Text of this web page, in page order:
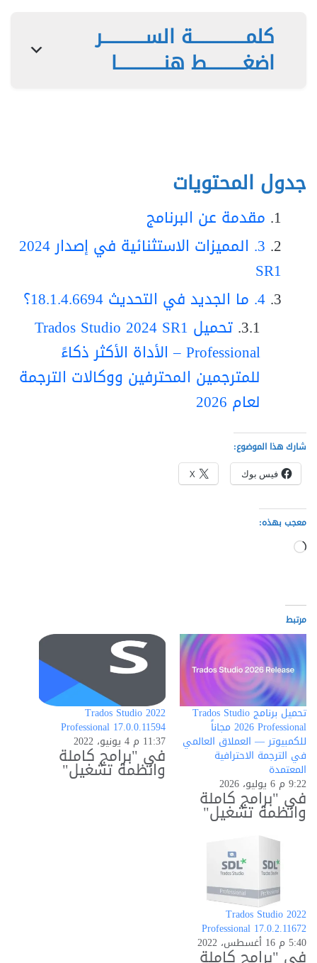
كلمـــــــــــــــة الســــــــــــر
اضغــــــــــط هنـــــــــــــا
جدول المحتويات
مقدمة عن البرنامج
3. المميزات الاستثنائية في إصدار 2024
SR1
4. ما الجديد في التحديث 18.1.4.6694؟
تحميل Trados Studio 2024 SR1
Professional – الأداة الأكثر ذكاءً
للمترجمين المحترفين ووكالات الترجمة
لعام 2026
شارك هذا الموضوع:
فيس بوك X
معجب بهذه:
جاري
مرتبط
تحميل برنامج Trados Studio
2026 Professional مجاناً
للكمبيوتر — العملاق العالمي
في الترجمة الاحترافية
المعتمدة
9:22 م 6 يوليو، 2026
في "برامج كاملة
وانظمة تشغيل"
Trados Studio 2022
Professional 17.0.0.11594
11:37 م 4 يونيو، 2022
في "برامج كاملة
وانظمة تشغيل"
Trados Studio 2022
Professional 17.0.2.11672
5:40 م 16 أغسطس، 2022
في "برامج كاملة